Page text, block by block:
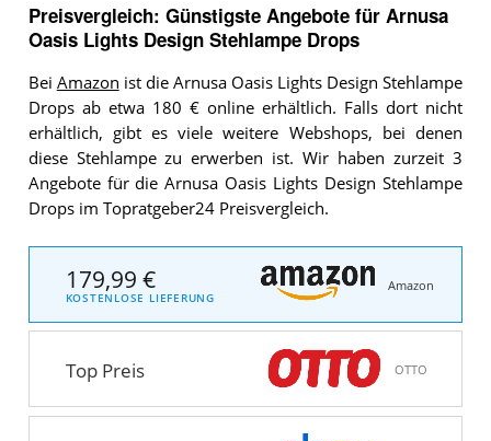
Preisvergleich: Günstigste Angebote für Arnusa
Oasis Lights Design Stehlampe Drops
Bei Amazon ist die Arnusa Oasis Lights Design Stehlampe
Drops ab etwa 180 € online erhältlich. Falls dort nicht
erhältlich, gibt es viele weitere Webshops, bei denen
diese Stehlampe zu erwerben ist. Wir haben zurzeit 3
Angebote für die Arnusa Oasis Lights Design Stehlampe
Drops im Topratgeber24 Preisvergleich.
179,99 €
KOSTENLOSE LIEFERUNG
Amazon
Top Preis OTTO